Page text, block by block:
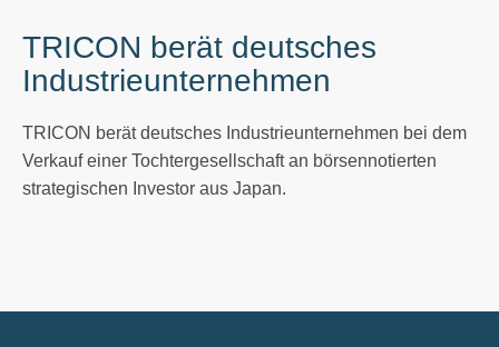
TRICON berät deutsches
Industrieunternehmen
TRICON berät deutsches Industrieunternehmen bei dem
Verkauf einer Tochtergesellschaft an börsennotierten
strategischen Investor aus Japan.